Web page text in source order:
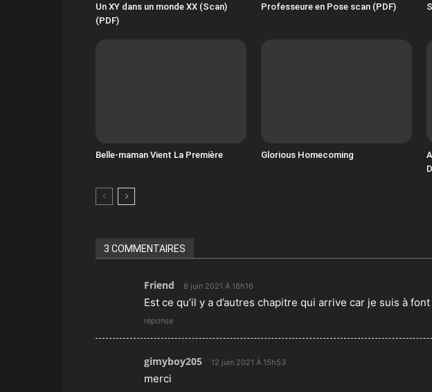
Un XY dans un monde XX (Scan)
(PDF)
Professeure en Pose scan (PDF)
Belle-maman Vient La Première Glorious Homecoming
3 COMMENTAIRES
Friend 8 juin 2021 À 18h16
Est ce qu’il y a d’autres chapitre qui arrive car je suis à font
réponse
gimyboy205 12 juin 2021 À 15h53
merci